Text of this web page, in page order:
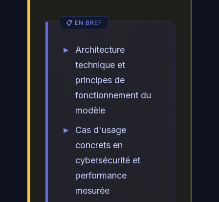
Architecture
technique et
principes de
fonctionnement du
modèle
Cas d'usage
concrets en
cybersécurité et
performance
mesurée